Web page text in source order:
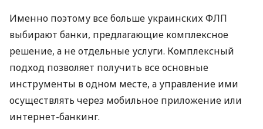
Именно поэтому все больше украинских ФЛП
выбирают банки, предлагающие комплексное
решение, а не отдельные услуги. Комплексный
подход позволяет получить все основные
инструменты в одном месте, а управление ими
осуществлять через мобильное приложение или
интернет-банкинг.